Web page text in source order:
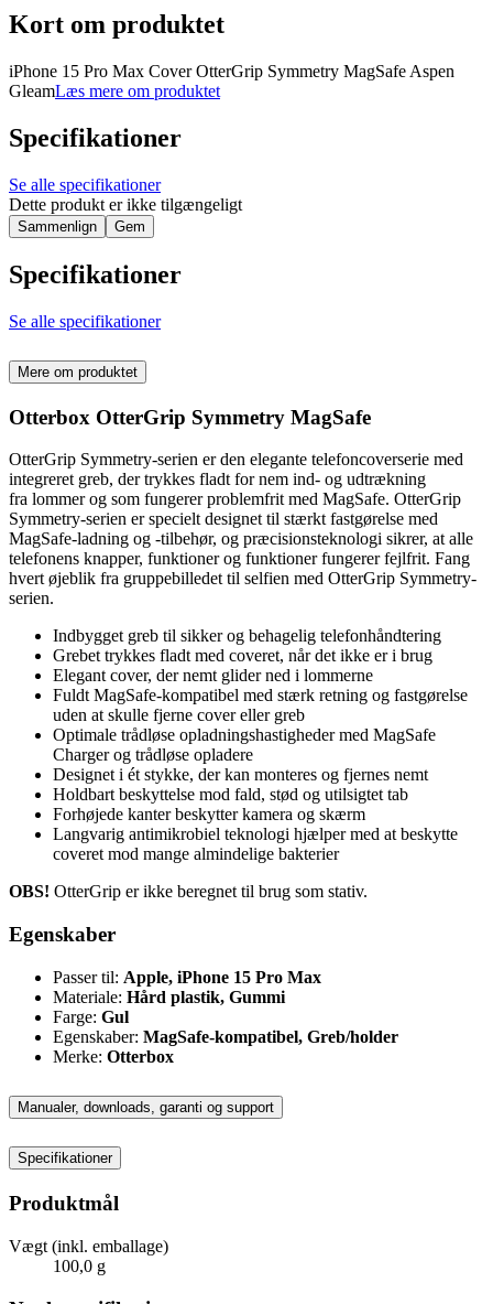
Kort om produktet
iPhone 15 Pro Max Cover OtterGrip Symmetry MagSafe Aspen
GleamLæs mere om produktet
Specifikationer
Se alle specifikationer
Dette produkt er ikke tilgængeligt
Sammenlign Gem
Specifikationer
Se alle specifikationer
Mere om produktet
Otterbox OtterGrip Symmetry MagSafe
OtterGrip Symmetry-serien er den elegante telefoncoverserie med
integreret greb, der trykkes fladt for nem ind- og udtrækning
fra lommer og som fungerer problemfrit med MagSafe. OtterGrip
Symmetry-serien er specielt designet til stærkt fastgørelse med
MagSafe-ladning og -tilbehør, og præcisionsteknologi sikrer, at alle
telefonens knapper, funktioner og funktioner fungerer fejlfrit. Fang
hvert øjeblik fra gruppebilledet til selfien med OtterGrip Symmetry-
serien.
Indbygget greb til sikker og behagelig telefonhåndtering
Grebet trykkes fladt med coveret, når det ikke er i brug
Elegant cover, der nemt glider ned i lommerne
Fuldt MagSafe-kompatibel med stærk retning og fastgørelse
uden at skulle fjerne cover eller greb
Optimale trådløse opladningshastigheder med MagSafe
Charger og trådløse opladere
Designet i ét stykke, der kan monteres og fjernes nemt
Holdbart beskyttelse mod fald, stød og utilsigtet tab
Forhøjede kanter beskytter kamera og skærm
Langvarig antimikrobiel teknologi hjælper med at beskytte
coveret mod mange almindelige bakterier
OBS! OtterGrip er ikke beregnet til brug som stativ.
Egenskaber
Passer til: Apple, iPhone 15 Pro Max
Materiale: Hård plastik, Gummi
Farge: Gul
Egenskaber: MagSafe-kompatibel, Greb/holder
Merke: Otterbox
Manualer, downloads, garanti og support
Specifikationer
Produktmål
Vægt (inkl. emballage)
100,0 g